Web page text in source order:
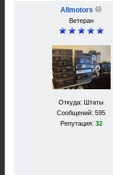
Allmotors
Ветеран
Откуда: Штаты
Сообщений: 595
Репутация: 32